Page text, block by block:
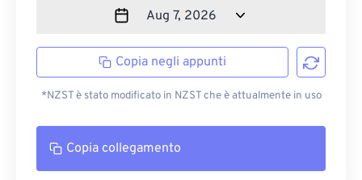
Copia negli appunti
*NZST è stato modificato in NZST che è attualmente in uso
Copia collegamento